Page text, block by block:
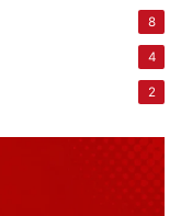
8
4
2